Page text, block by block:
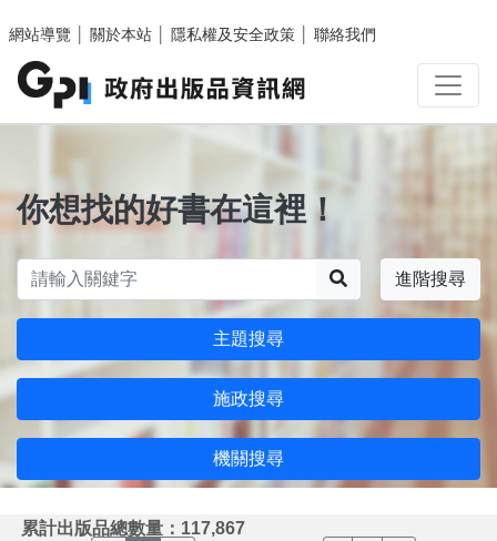
網站導覽
關於本站 隱私權及安全政策 聯絡我們
你想找的好書在這裡！
進階搜尋
主題搜尋
施政搜尋
機關搜尋
累計出版品總數量：117,867